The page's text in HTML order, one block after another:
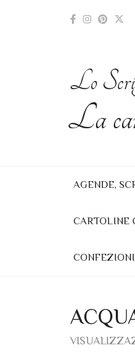
Lo
La
AGENDE,
CARTOLINE